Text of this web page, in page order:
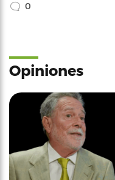
0
Opiniones